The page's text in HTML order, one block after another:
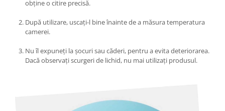
Bucatarie si electrocasnice
Espressoare si cafetiere
Autocolant de bucatarie
obține o citire precisă.
După utilizare, uscați-l bine înainte de a măsura temperatura
camerei.
Nu îl expuneți la șocuri sau căderi, pentru a evita deteriorarea.
Dacă observați scurgeri de lichid, nu mai utilizați produsul.